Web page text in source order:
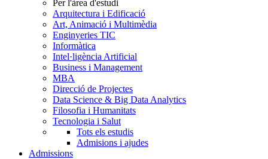
Per l'àrea d'estudi
Arquitectura i Edificació
Art, Animació i Multimèdia
Enginyeries TIC
Informàtica
Intel·ligència Artificial
Business i Management
MBA
Direcció de Projectes
Data Science & Big Data Analytics
Filosofia i Humanitats
Tecnologia i Salut
Tots els estudis
Admisions i ajudes
Admissions